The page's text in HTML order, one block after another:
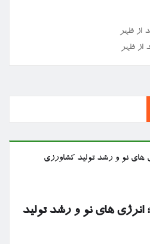
گزارش خط رند ۹۱۲؛ انرژی های نو و رشد تولید